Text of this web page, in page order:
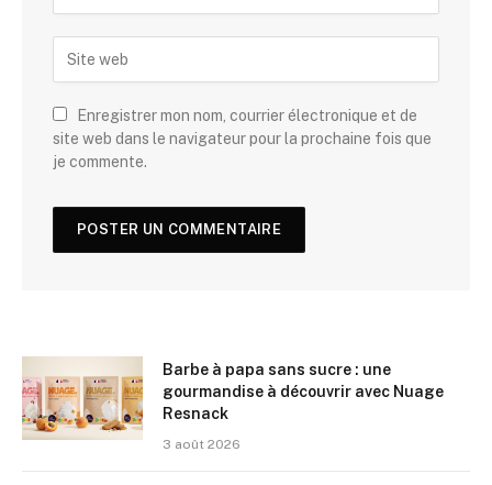
Enregistrer mon nom, courrier électronique et de
site web dans le navigateur pour la prochaine fois que
je commente.
Barbe à papa sans sucre : une
gourmandise à découvrir avec Nuage
Resnack
3 août 2026